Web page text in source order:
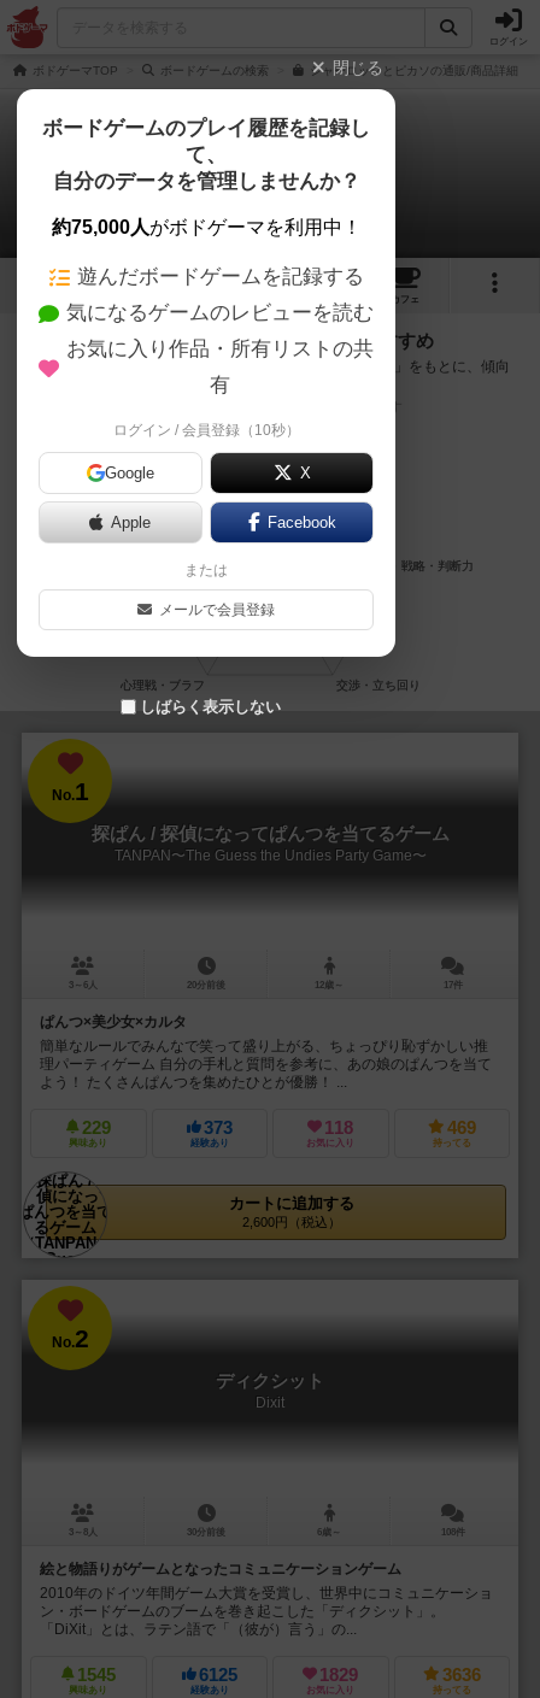
ログイン
ボドゲーマTOP ボードゲームの検索 シャーロックとピカソの通販/商品詳細
シャーロックとピカソ
次のおすすめボードゲーム
1 1 2
カフェ
『シャーロックとピカソ』が好きな方へのおすすめ
このゲームのトップページで投票された「プレイ感の評価」をもとに、傾向
が近いボードゲームをランキング形式で紹介します。
No.1
探ぱん / 探偵になってぱんつを当てるゲーム
TANPAN〜The Guess the Undies Party Game〜
3～6人 20分前後 12歳～ 17件
ぱんつ×美少女×カルタ
簡単なルールでみんなで笑って盛り上がる、ちょっぴり恥ずかしい推
理パーティゲーム 自分の手札と質問を参考に、あの娘のぱんつを当て
よう！ たくさんぱんつを集めたひとが優勝！ ...
229
興味あり
373
経験あり
118
お気に入り
469
持ってる
カートに追加する
2,600円（税込）
No.2
ディクシット
Dixit
3～8人 30分前後 6歳～ 108件
絵と物語りがゲームとなったコミュニケーションゲーム
2010年のドイツ年間ゲーム大賞を受賞し、世界中にコミュニケーショ
ン・ボードゲームのブームを巻き起こした「ディクシット」。
「DiXit」とは、ラテン語で「（彼が）言う」の...
1545
興味あり
6125
経験あり
1829
お気に入り
3636
持ってる
閉じる
ボードゲームのプレイ履歴を記録し
て、
自分のデータを管理しませんか？
約75,000人がボドゲーマを利用中！
遊んだボードゲームを記録する
気になるゲームのレビューを読む
お気に入り作品・所有リストの共
有
ログイン / 会員登録（10秒）
Google X
Apple Facebook
または
メールで会員登録
しばらく表示しない